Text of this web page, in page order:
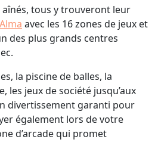
aînés, tous y trouveront leur
avec les 16 zones de jeux et
des plus grands centres
la piscine de balles, la
les jeux de société jusqu’aux
divertissement garanti pour
également lors de votre
d’arcade qui promet